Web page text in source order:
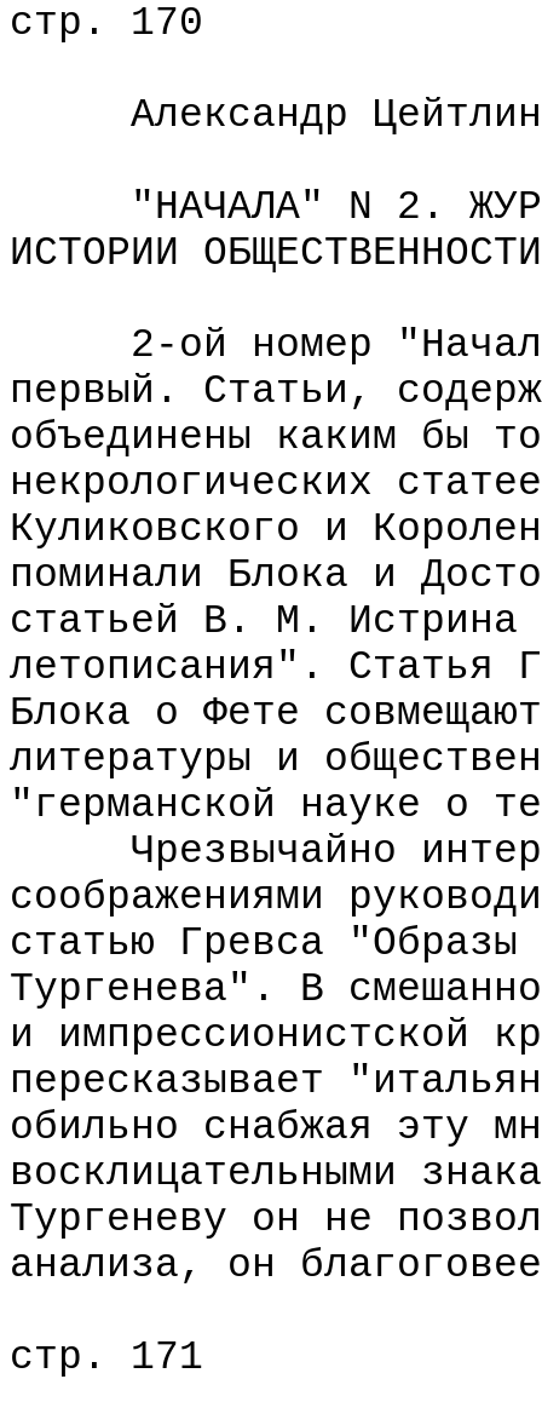
стр. 170
Александр
"НАЧАЛА" N 2.
ИСТОРИИ
2-ой номер "Начал"
первый. Статьи,
объединены каким бы
некрологических
Куликовского и
поминали Блока и
статьей В. М. Истрина
летописания". Статья
Блока о Фете
литературы и
"германской науке о
Чрезвычайно
соображениями
статью Гревса "Образы
Тургенева". В
и импрессионистской
пересказывает
обильно снабжая эту
восклицательными
Тургеневу он не
анализа, он
стр. 171